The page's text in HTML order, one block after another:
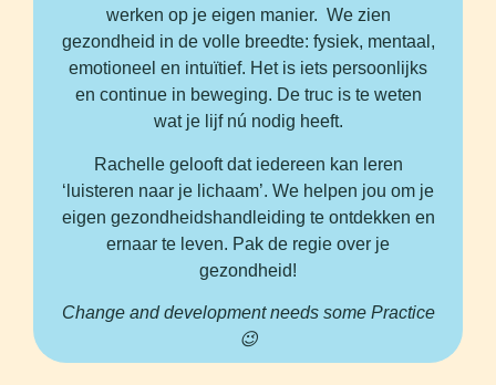
werken op je eigen manier. We zien
gezondheid in de volle breedte: fysiek, mentaal,
emotioneel en intuïtief. Het is iets persoonlijks
en continue in beweging. De truc is te weten
wat je lijf nú nodig heeft.
Rachelle gelooft dat iedereen kan leren
‘luisteren naar je lichaam’. We helpen jou om je
eigen gezondheidshandleiding te ontdekken en
ernaar te leven. Pak de regie over je
gezondheid!
Change and development needs some Practice
😉